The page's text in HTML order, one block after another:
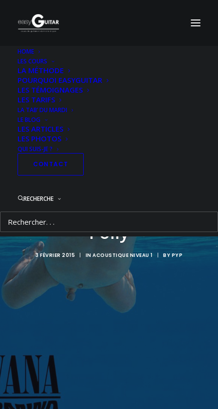
HOME
LES COURS
LA MÉTHODE
POURQUOI EASYGUITAR
LES TÉMOIGNAGES
LES TARIFS
LA TAB’ DU MARDI
LE BLOG
LES ARTICLES
LES PHOTOS
QUI SUIS-JE ?
CONTACT
RECHERCHE
Polly
3 FÉVRIER 2015 | IN ACOUSTIQUE NIVEAU 1 | BY PYP